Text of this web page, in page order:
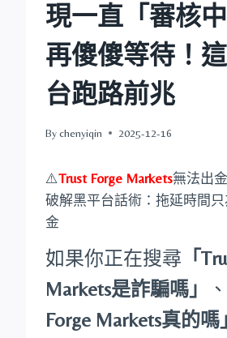
現一直「審核
再傻傻等待！
台跑路前兆
Bychenyiqin 2025-12-16
⚠️Trust Forge Markets無法出
破解黑平台話術：拖延時間
金
如果你正在搜尋 「
Markets是詐騙嗎」
、
Forge Markets真的嗎